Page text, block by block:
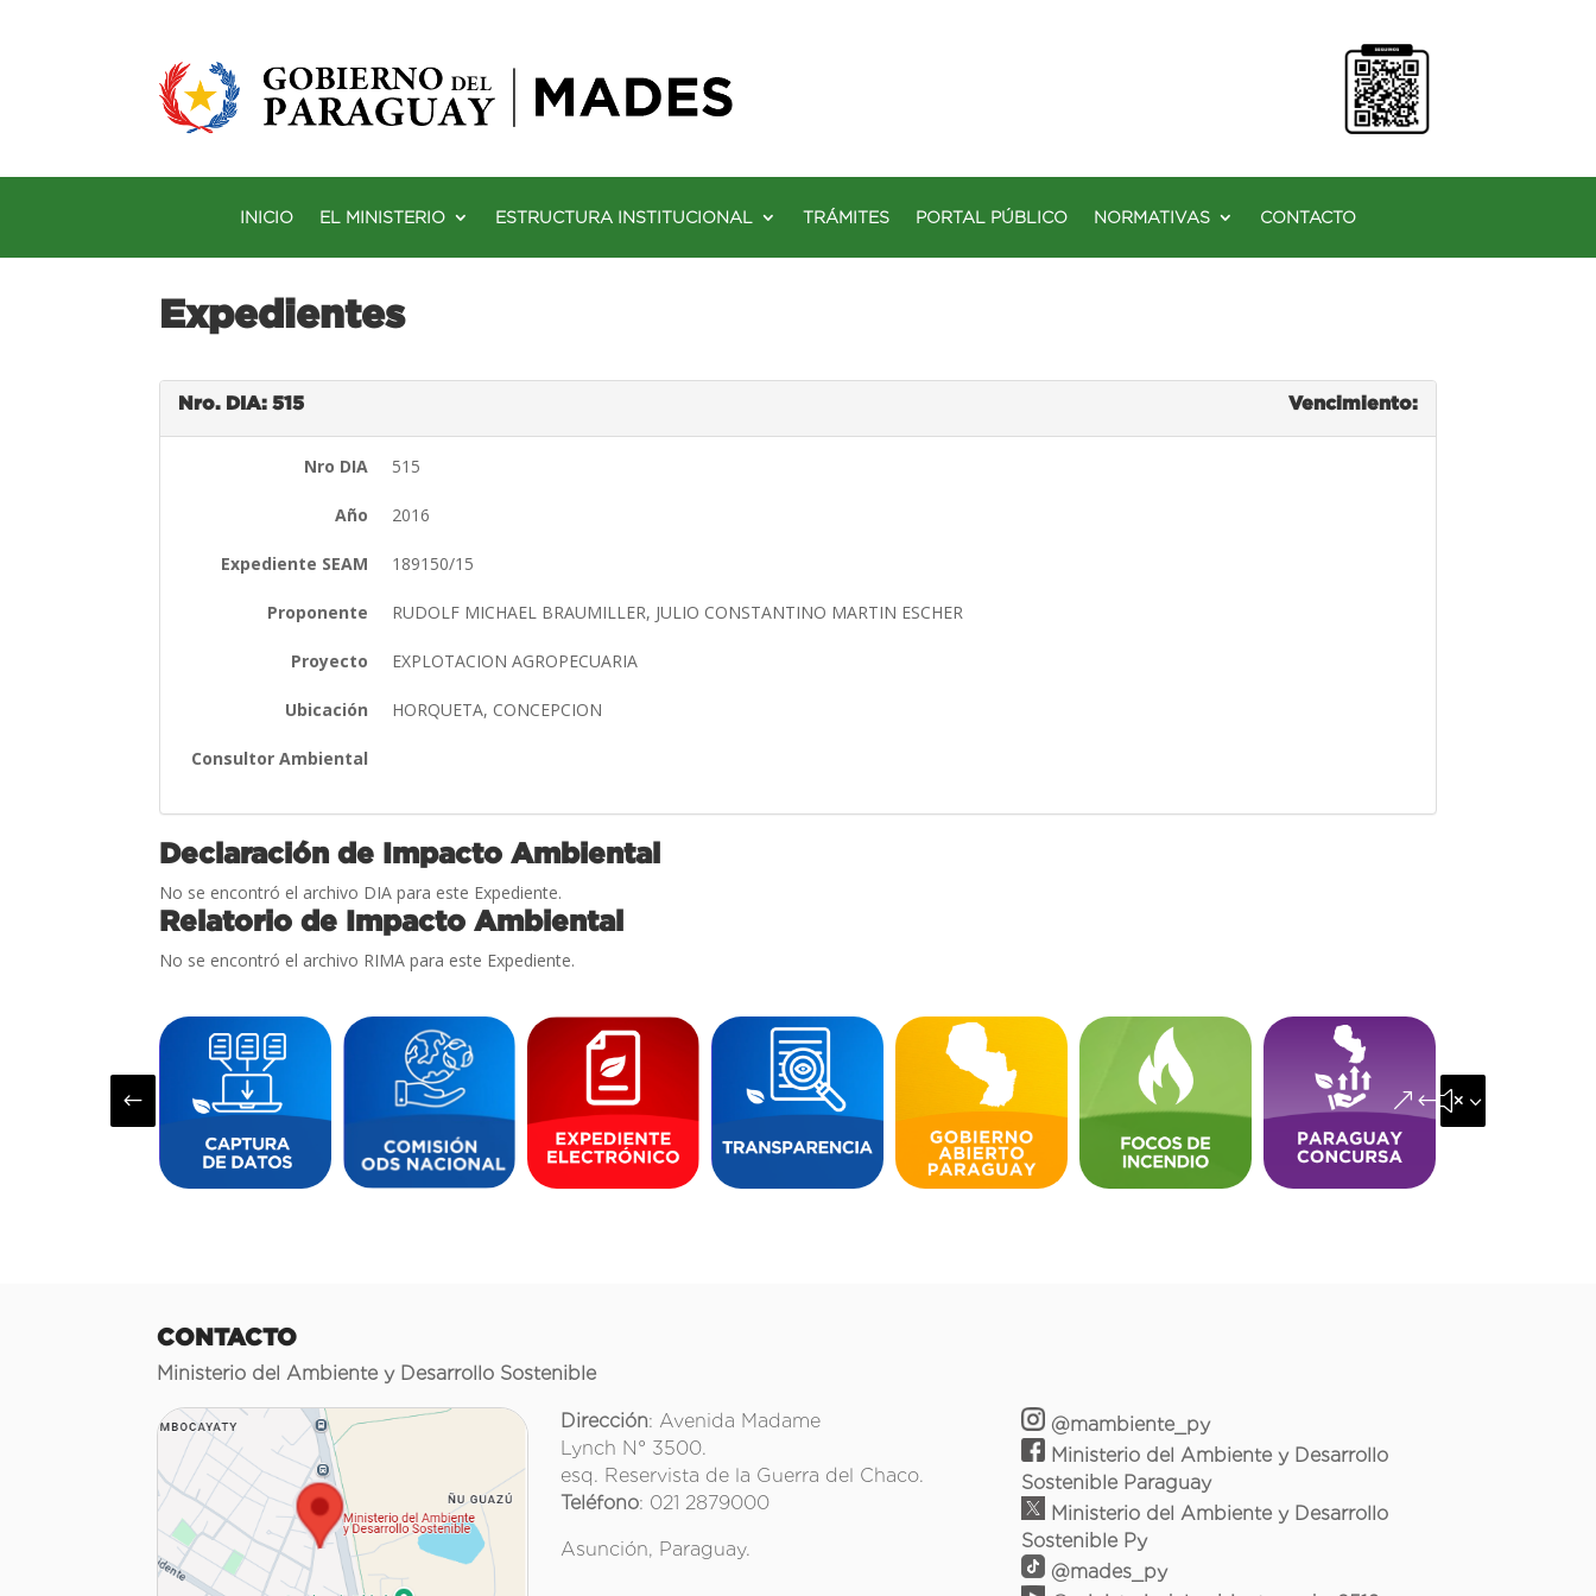
INICIO EL MINISTERIO ESTRUCTURA INSTITUCIONAL TRÁMITES PORTAL PÚBLICO NORMATIVAS CONTACTO
Expedientes
Nro. DIA: 515 Vencimiento:
Nro DIA 515
Año 2016
Expediente SEAM 189150/15
Proponente RUDOLF MICHAEL BRAUMILLER, JULIO CONSTANTINO MARTIN ESCHER
Proyecto EXPLOTACION AGROPECUARIA
Ubicación HORQUETA, CONCEPCION
Consultor Ambiental
Declaración de Impacto Ambiental
No se encontró el archivo DIA para este Expediente.
Relatorio de Impacto Ambiental
No se encontró el archivo RIMA para este Expediente.
# &#x35;
CONTACTO
Ministerio del Ambiente y Desarrollo Sostenible
Dirección: Avenida Madame
Lynch N° 3500.
esq. Reservista de la Guerra del Chaco.
Teléfono: 021 2879000
Asunción, Paraguay.
@mambiente_py
Ministerio del Ambiente y Desarrollo
Sostenible Paraguay
Ministerio del Ambiente y Desarrollo
Sostenible Py
@mades_py